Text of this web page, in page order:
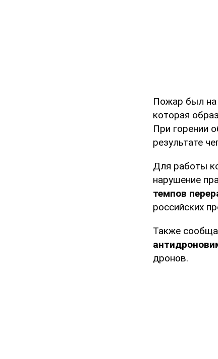
Пожар был
которая
При горении
результате
Для работы
нарушение
темпов
российских
Также
дронов.